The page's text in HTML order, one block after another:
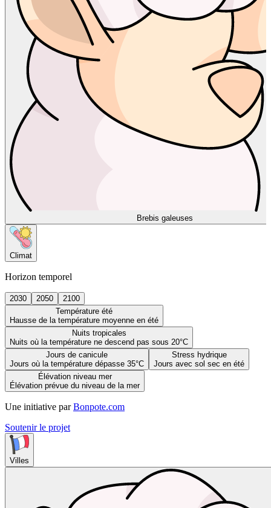
Brebis galeuses
Climat
Horizon temporel
2030 2050
2100
Température été
Hausse de la température moyenne en été
Nuits tropicales
Nuits où la température ne descend pas sous 20°C
Jours de canicule
Jours où la température dépasse 35°C
Stress hydrique
Jours avec sol sec en été
Élévation niveau mer
Élévation prévue du niveau de la mer
Une initiative par Bonpote.com
Soutenir le projet
Villes